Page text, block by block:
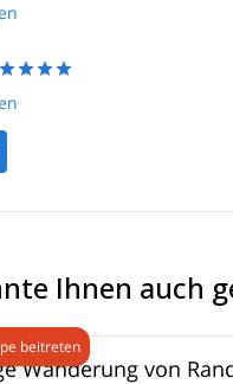
Ihnen auch
beitreten
Wanderung von